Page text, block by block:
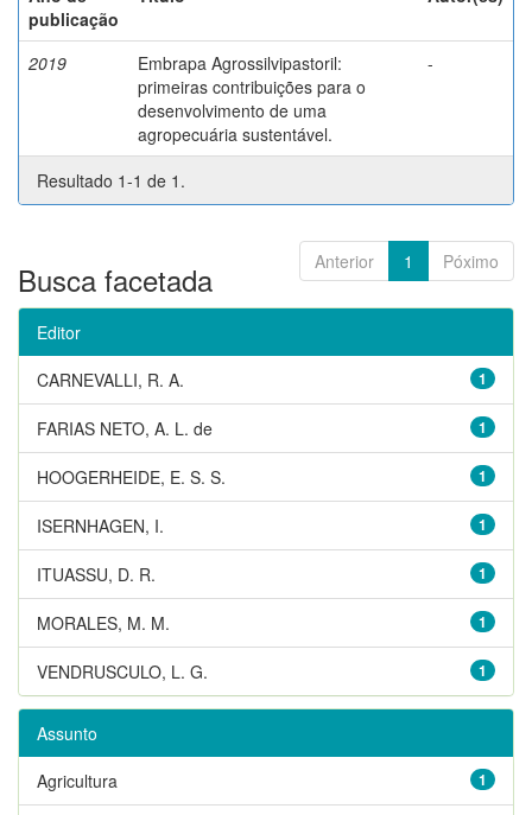
publicação
2019
Embrapa Agrossilvipastoril:
primeiras contribuições para o
desenvolvimento de uma
agropecuária sustentável.
-
Resultado 1-1 de 1.
Anterior 1 Póximo
Busca facetada
Editor
1
CARNEVALLI, R. A.
1
FARIAS NETO, A. L. de
1
HOOGERHEIDE, E. S. S.
1
ISERNHAGEN, I.
1
ITUASSU, D. R.
1
MORALES, M. M.
1
VENDRUSCULO, L. G.
Assunto
1
Agricultura